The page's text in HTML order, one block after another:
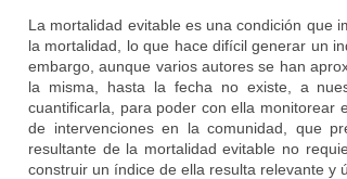
La mortalidad evitable es una condición que
la mortalidad, lo que hace difícil generar un
embargo, aunque varios autores se han
la misma, hasta la fecha no existe, a
cuantificarla, para poder con ella monitorear
de intervenciones en la comunidad, que
resultante de la mortalidad evitable no
construir un índice de ella resulta relevante y